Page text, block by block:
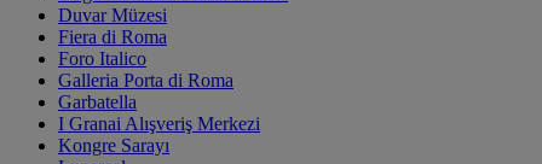
Duvar Müzesi
Fiera di Roma
Foro Italico
Galleria Porta di Roma
Garbatella
I Granai Alışveriş Merkezi
Kongre Sarayı